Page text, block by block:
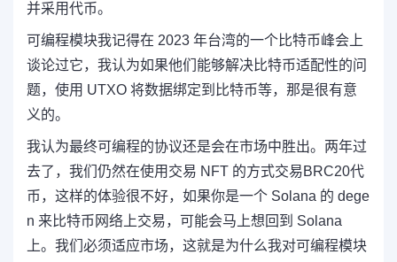
并采用代币。
可编程模块我记得在 2023 年台湾的一个比特币峰会上
谈论过它，我认为如果他们能够解决比特币适配性的问
题，使用 UTXO 将数据绑定到比特币等，那是很有意
义的。
我认为最终可编程的协议还是会在市场中胜出。两年过
去了，我们仍然在使用交易 NFT 的方式交易BRC20代
币，这样的体验很不好，如果你是一个 Solana 的 dege
n 来比特币网络上交易，可能会马上想回到 Solana
上。我们必须适应市场，这就是为什么我对可编程模块